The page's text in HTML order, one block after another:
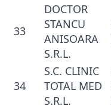
33
DOCTOR
STANCU
ANISOARA
S.R.L.
34
S.C. CLINIC
TOTAL MED
S.R.L.